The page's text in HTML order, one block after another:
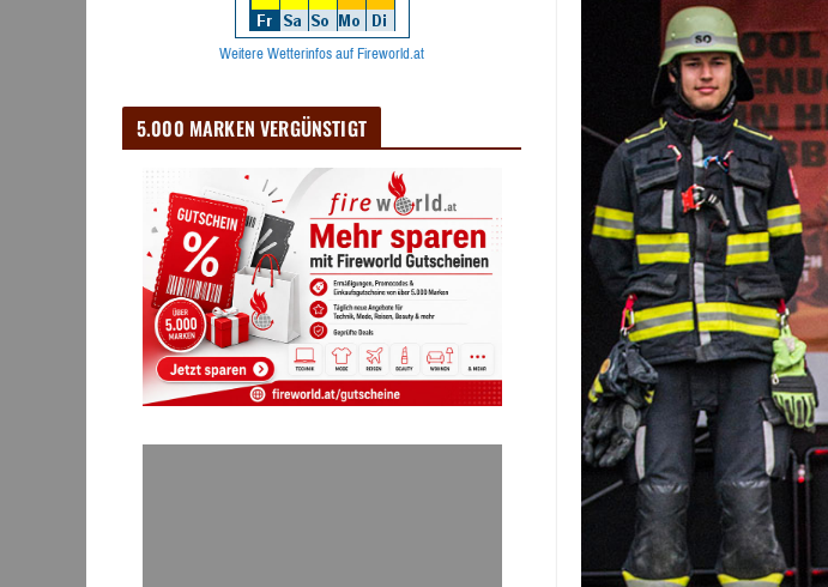
Weitere Wetterinfos auf Fireworld.at
5.000 MARKEN VERGÜNSTIGT